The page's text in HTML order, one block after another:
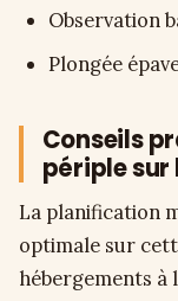
Observation
Plongée
Conseils
périple sur
La planification
optimale sur
hébergements à